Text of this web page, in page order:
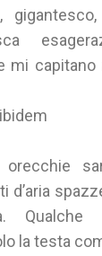
mi capitano
d’aria
la testa